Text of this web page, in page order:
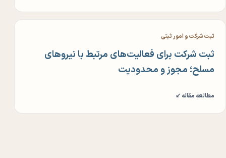
ثبت شرکت و امور ثبتی
ثبت شرکت برای فعالیت‌های مرتبط با نیروهای
مسلح؛ مجوز و محدودیت
مطالعه مقاله ↙